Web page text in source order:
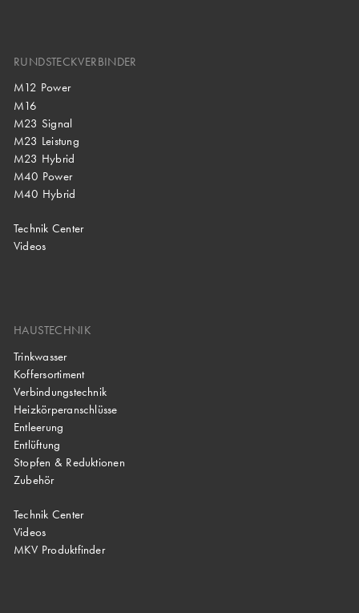
RUNDSTECKVERBINDER
M12 Power
M16
M23 Signal
M23 Leistung
M23 Hybrid
M40 Power
M40 Hybrid
Technik Center
Videos
HAUSTECHNIK
Trinkwasser
Koffersortiment
Verbindungstechnik
Heizkörperanschlüsse
Entleerung
Entlüftung
Stopfen & Reduktionen
Zubehör
Technik Center
Videos
MKV Produktfinder